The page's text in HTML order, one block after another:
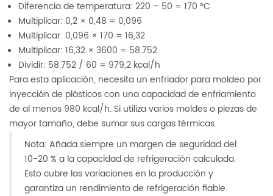
Diferencia de temperatura: 220 – 50 = 170 °C
Multiplicar: 0,2 × 0,48 = 0,096
Multiplicar: 0,096 × 170 = 16,32
Multiplicar: 16,32 × 3600 = 58.752
Dividir: 58.752 / 60 = 979,2 kcal/h
Para esta aplicación, necesita un enfriador para moldeo por
inyección de plásticos con una capacidad de enfriamiento
de al menos 980 kcal/h. Si utiliza varios moldes o piezas de
mayor tamaño, debe sumar sus cargas térmicas.
Nota: Añada siempre un margen de seguridad del
10-20 % a la capacidad de refrigeración calculada.
Esto cubre las variaciones en la producción y
garantiza un rendimiento de refrigeración fiable.